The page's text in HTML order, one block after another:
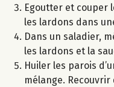
Egoutter et couper
les lardons dans
Dans un saladier,
les lardons et la
Huiler les parois
mélange.